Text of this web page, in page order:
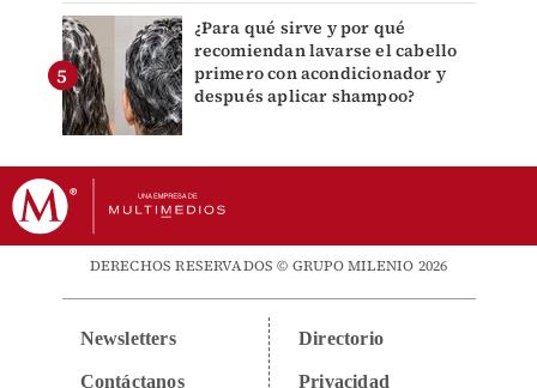
¿Para qué sirve y por qué
recomiendan lavarse el cabello
primero con acondicionador y
después aplicar shampoo?
DERECHOS RESERVADOS © GRUPO MILENIO 2026
Newsletters
Contáctanos
Directorio
Privacidad